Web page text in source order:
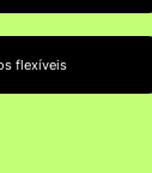
flexíveis